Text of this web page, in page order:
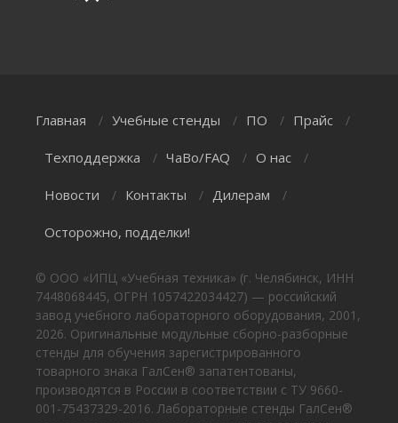
Главная / Учебные стенды / ПО / Прайс /
Техподдержка / ЧаВо/FAQ / О нас /
Новости / Контакты / Дилерам /
Осторожно, подделки!
© ООО «ИПЦ «Учебная техника» (г. Челябинск, ИНН
7448068445, ОГРН 1057422034427) — российский
завод учебного лабораторного оборудования, 2001,
2026. Оригинальные модульные сборно-разборные
стенды для обучения зарегистрированного
товарного знака ГалСен® запатентованы,
производятся в России в соответствии с ТУ 9660-
001-75437329-2016. Лабораторные стенды ГалСен®